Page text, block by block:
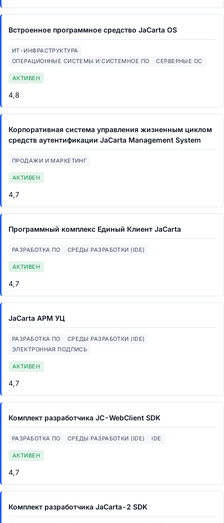
Встроенное программное средство JaCarta OS
ИТ-ИНФРАСТРУКТУРА
ОПЕРАЦИОННЫЕ СИСТЕМЫ И СИСТЕМНОЕ ПО
СЕРВЕРНЫЕ ОС
АКТИВЕН
4,8
Корпоративная система управления жизненным циклом
средств аутентификации JaCarta Management System
ПРОДАЖИ И МАРКЕТИНГ
АКТИВЕН
4,7
Программный комплекс Единый Клиент JaCarta
РАЗРАБОТКА ПО СРЕДЫ РАЗРАБОТКИ (IDE)
АКТИВЕН
4,7
JaCarta АРМ УЦ
РАЗРАБОТКА ПО
СРЕДЫ РАЗРАБОТКИ (IDE)
ЭЛЕКТРОННАЯ ПОДПИСЬ
АКТИВЕН
4,7
Комплект разработчика JC-WebClient SDK
РАЗРАБОТКА ПО СРЕДЫ РАЗРАБОТКИ (IDE) IDE
АКТИВЕН
4,7
Комплект разработчика JaCarta-2 SDK